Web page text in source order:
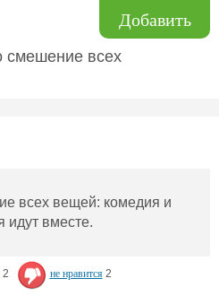
Добавить
смешение всех
всех вещей: комедия и
идут вместе.
2 не нравится 2